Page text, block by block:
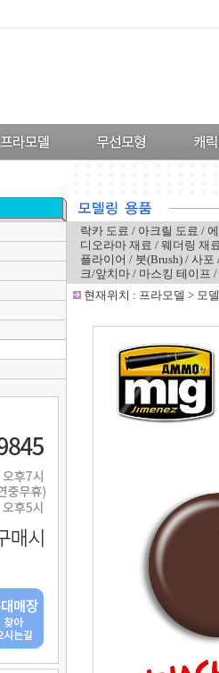
락카 도료 / 아크릴 도료 /
디오라마 재료 / 웨더링 재
플라이어 / 붓(Brush) / 사포
크/앞치마 / 마스킹 테이프 /
현재위치 : 프라모델 > 모